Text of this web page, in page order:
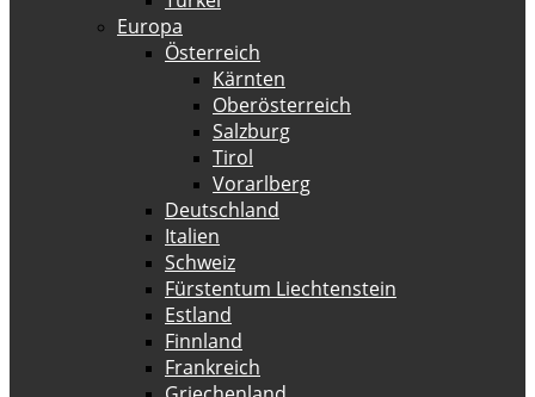
Europa
Österreich
Kärnten
Oberösterreich
Salzburg
Tirol
Vorarlberg
Deutschland
Italien
Schweiz
Fürstentum Liechtenstein
Estland
Finnland
Frankreich